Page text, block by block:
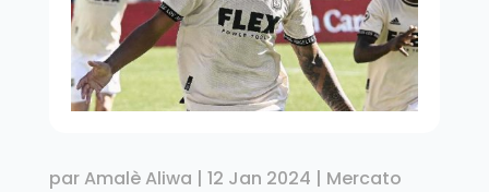
parAmalè Aliwa | 12 Jan 2024 | Mercato